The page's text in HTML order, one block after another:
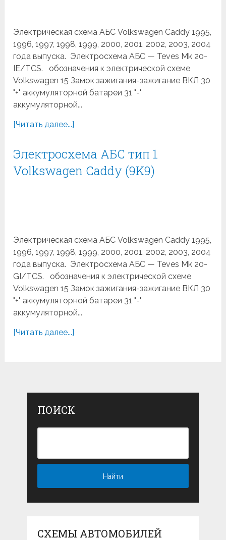
Электрическая схема АБС Volkswagen Caddy 1995,
1996, 1997, 1998, 1999, 2000, 2001, 2002, 2003, 2004
года выпуска. Электросхема АБС — Teves Mk 20-
IE/TCS. обозначения к электрической схеме
Volkswagen 15 Замок зажигания-зажигание ВКЛ 30
"+" аккумуляторной батареи 31 "-"
аккумуляторной...
[Читать далее...]
Электросхема АБС тип 1
Volkswagen Caddy (9K9)
Электрическая схема АБС Volkswagen Caddy 1995,
1996, 1997, 1998, 1999, 2000, 2001, 2002, 2003, 2004
года выпуска. Электросхема АБС — Teves Mk 20-
GI/TCS. обозначения к электрической схеме
Volkswagen 15 Замок зажигания-зажигание ВКЛ 30
"+" аккумуляторной батареи 31 "-"
аккумуляторной...
[Читать далее...]
ПОИСК
СХЕМЫ АВТОМОБИЛЕЙ